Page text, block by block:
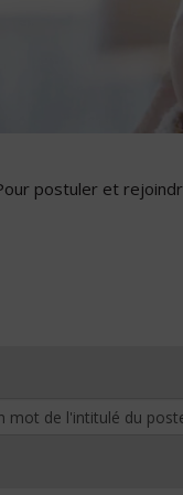
postuler et